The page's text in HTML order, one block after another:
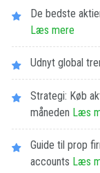
De bedste
Læs mere
Udnyt global
Strategi: Køb
måneden Læs
Guide til prop
accounts Læs